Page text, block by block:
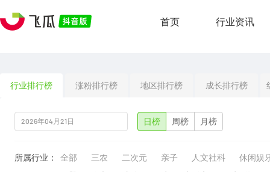
首页 行业资讯
行业排行榜 涨粉排行榜 地区排行榜 成长排行榜
日榜 周榜 月榜
所属行业： 全部 三农 二次元 亲子 人文社科
休闲娱